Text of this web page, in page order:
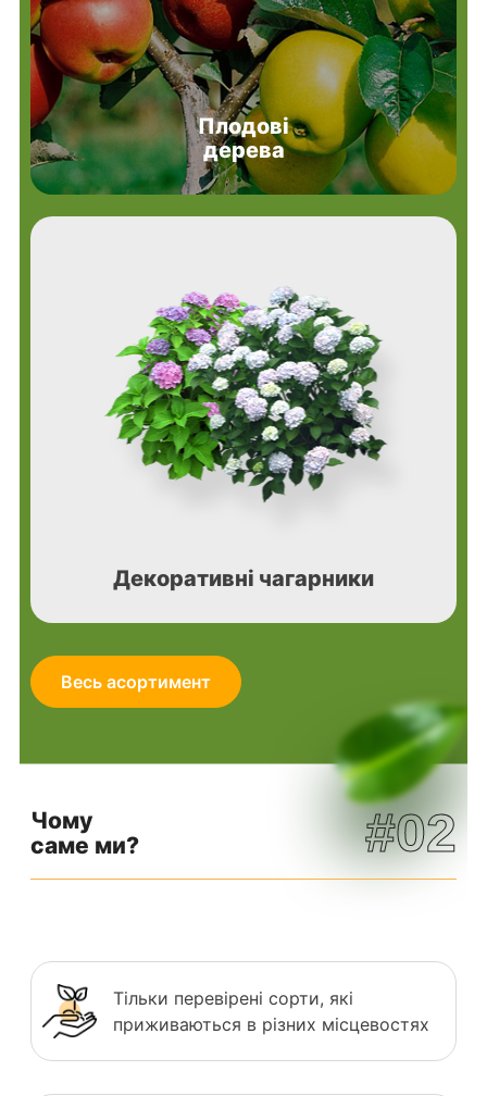
Плодові
дерева
Декоративні чагарники
Весь асортимент
Чому
саме ми?
#02
Тільки перевірені сорти, які
приживаються в різних місцевостях